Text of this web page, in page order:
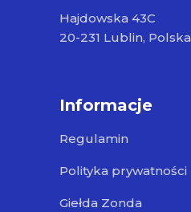
Hajdowska 43C
20-231 Lublin, Polska
Informacje
Regulamin
Polityka prywatności
Giełda Zonda